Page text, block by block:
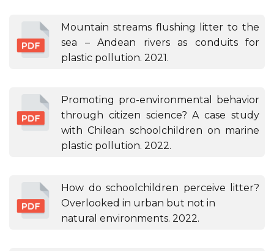
Mountain streams flushing litter to the
sea – Andean rivers as conduits for
plastic pollution. 2021.
Promoting pro-environmental behavior
through citizen science? A case study
with Chilean schoolchildren on marine
plastic pollution. 2022.
How do schoolchildren perceive litter?
Overlooked in urban but not in
natural environments. 2022.